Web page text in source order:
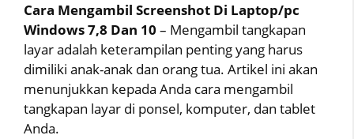
Cara Mengambil Screenshot Di Laptop/pc
Windows 7,8 Dan 10 – Mengambil tangkapan
layar adalah keterampilan penting yang harus
dimiliki anak-anak dan orang tua. Artikel ini akan
menunjukkan kepada Anda cara mengambil
tangkapan layar di ponsel, komputer, dan tablet
Anda.